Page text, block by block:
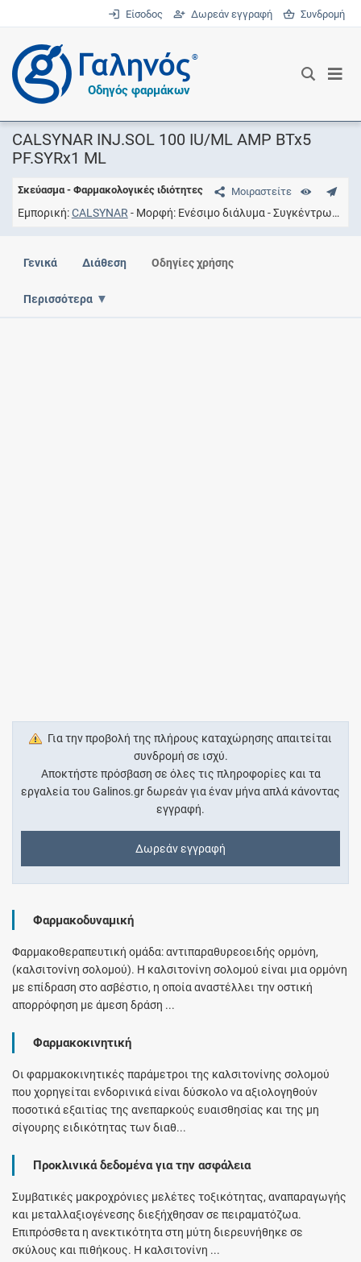
Είσοδος Δωρεάν εγγραφή Συνδρομή
®
Οδηγός φαρμάκων
CALSYNAR INJ.SOL 100 IU/ML AMP BTx5
PF.SYRx1 ML
Μοιραστείτε
Σκεύασμα - Φαρμακολογικές ιδιότητες
Εμπορική CALSYNAR Μορφή Eνέσιμο διάλυμα Συγκέντρωση
Γενικά Διάθεση Οδηγίες χρήσης
Περισσότερα
Για την προβολή της πλήρους καταχώρησης απαιτείται
συνδρομή σε ισχύ.
Αποκτήστε πρόσβαση σε όλες τις πληροφορίες και τα
εργαλεία του Galinos.gr δωρεάν για έναν μήνα απλά κάνοντας
εγγραφή.
Δωρεάν εγγραφή
Φαρμακοδυναμική
Φαρμακοθεραπευτική ομάδα: αντιπαραθυρεοειδής ορμόνη,
(καλσιτονίνη σολομού). Η καλσιτονίνη σολομού είναι μια ορμόνη
με επίδραση στο ασβέστιο, η οποία αναστέλλει την οστική
απορρόφηση με άμεση δράση ...
Φαρμακοκινητική
Οι φαρμακοκινητικές παράμετροι της καλσιτονίνης σολομού
που χορηγείται ενδορινικά είναι δύσκολο να αξιολογηθούν
ποσοτικά εξαιτίας της ανεπαρκούς ευαισθησίας και της μη
σίγουρης ειδικότητας των διαθ...
Προκλινικά δεδομένα για την ασφάλεια
Συμβατικές μακροχρόνιες μελέτες τοξικότητας, αναπαραγωγής
και μεταλλαξιογένεσης διεξήχθησαν σε πειραματόζωα.
Επιπρόσθετα η ανεκτικότητα στη μύτη διερευνήθηκε σε
σκύλους και πιθήκους. Η καλσιτονίνη ...